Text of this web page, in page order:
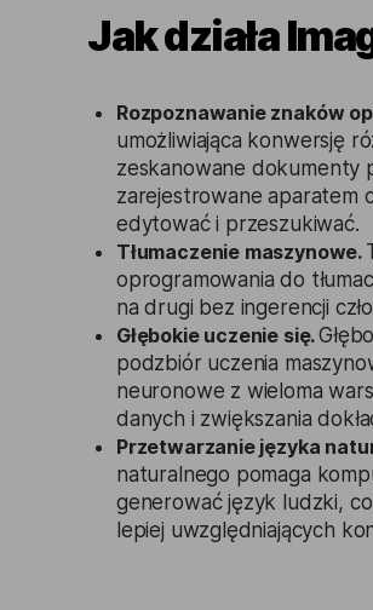
Jak działa
Rozpoznawanie znaków
umożliwiająca konwersję
zeskanowane dokumenty
zarejestrowane aparatem
edytować i przeszukiwać.
Tłumaczenie maszynowe.
oprogramowania do
na drugi bez ingerencji
Głębokie uczenie się.
podzbiór uczenia
neuronowe z wieloma
danych i zwiększania
Przetwarzanie języka
naturalnego pomaga
generować język ludzki,
lepiej uwzględniających